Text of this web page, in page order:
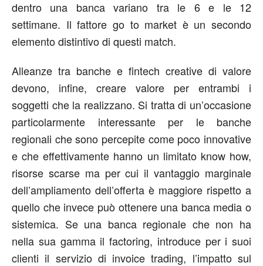
dentro una banca variano tra le 6 e le 12
settimane. Il fattore go to market è un secondo
elemento distintivo di questi match.
Alleanze tra banche e fintech creative di valore
devono, infine, creare valore per entrambi i
soggetti che la realizzano. Si tratta di un’occasione
particolarmente interessante per le banche
regionali che sono percepite come poco innovative
e che effettivamente hanno un limitato know how,
risorse scarse ma per cui il vantaggio marginale
dell’ampliamento dell’offerta è maggiore rispetto a
quello che invece può ottenere una banca media o
sistemica. Se una banca regionale che non ha
nella sua gamma il factoring, introduce per i suoi
clienti il servizio di invoice trading, l’impatto sul